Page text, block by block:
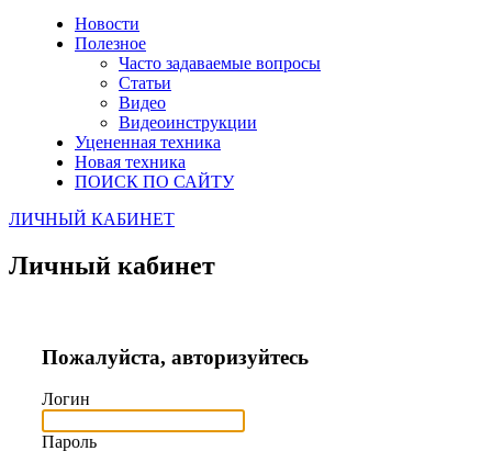
Новости
Полезное
Часто задаваемые вопросы
Статьи
Видео
Видеоинструкции
Уцененная техника
Новая техника
ПОИСК ПО САЙТУ
ЛИЧНЫЙ КАБИНЕТ
Личный кабинет
Пожалуйста, авторизуйтесь
Логин
Пароль